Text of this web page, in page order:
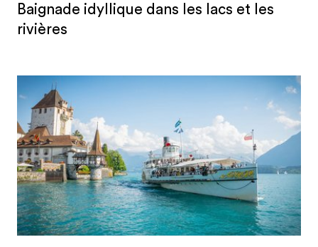
Baignade idyllique dans les lacs et les
rivières